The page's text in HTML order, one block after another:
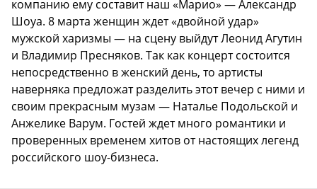
компанию ему составит наш «Марио» — Александр
Шоуа. 8 марта женщин ждет «двойной удар»
мужской харизмы — на сцену выйдут Леонид Агутин
и Владимир Пресняков. Так как концерт состоится
непосредственно в женский день, то артисты
наверняка предложат разделить этот вечер с ними и
своим прекрасным музам — Наталье Подольской и
Анжелике Варум. Гостей ждет много романтики и
проверенных временем хитов от настоящих легенд
российского шоу-бизнеса.